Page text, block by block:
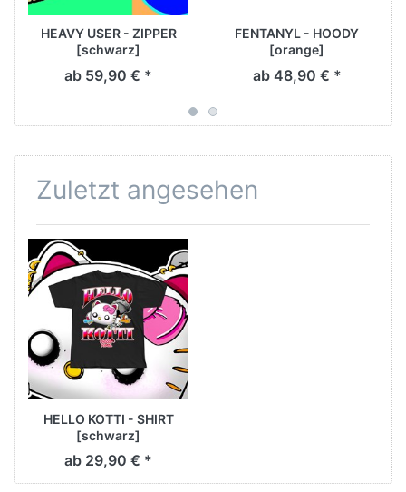
HEAVY USER - ZIPPER
[schwarz]
ab 59,90 € *
FENTANYL - HOODY
[orange]
ab 48,90 € *
Zuletzt angesehen
HELLO KOTTI - SHIRT
[schwarz]
ab 29,90 € *